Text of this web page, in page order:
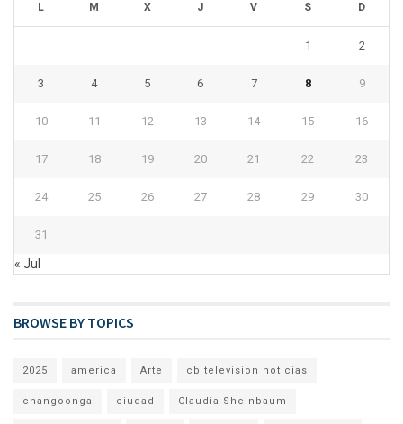
L M X J V S D
1 2
3 4 5 6 7 8 9
10 11 12 13 14 15 16
17 18 19 20 21 22 23
24 25 26 27 28 29 30
31
« Jul
BROWSE BY TOPICS
2025 america Arte cb television noticias
changoonga ciudad Claudia Sheinbaum